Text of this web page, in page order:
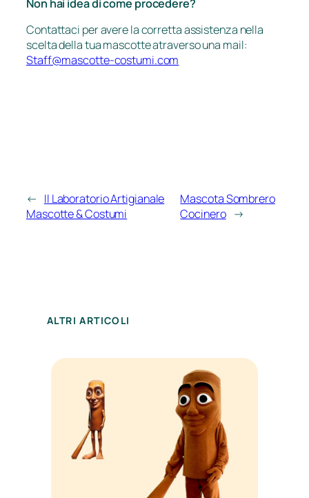
Non hai idea di come procedere?
Contattaci per avere la corretta assistenza nella
scelta della tua mascotte atraverso una mail:
Staff@mascotte-costumi.com
← Il Laboratorio Artigianale
Mascotte & Costumi
Mascota Sombrero
Cocinero →
ALTRI ARTICOLI